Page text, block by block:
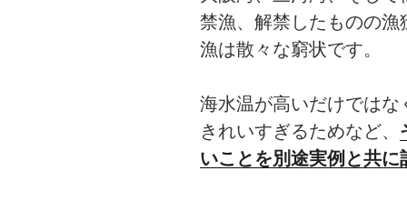
禁漁、解禁したものの
漁は散々な窮状です。
海水温が高いだけではな
きれいすぎるためなど、
いことを別途実例と共に